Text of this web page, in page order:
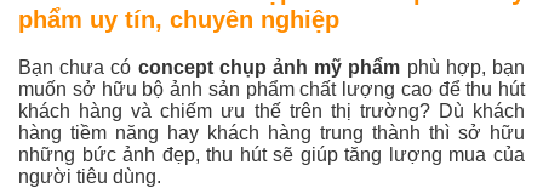
phẩm uy tín, chuyên nghiệp
Bạn chưa có concept chụp ảnh mỹ phẩm phù hợp, bạn
muốn sở hữu bộ ảnh sản phẩm chất lượng cao để thu hút
khách hàng và chiếm ưu thế trên thị trường? Dù khách
hàng tiềm năng hay khách hàng trung thành thì sở hữu
những bức ảnh đẹp, thu hút sẽ giúp tăng lượng mua của
người tiêu dùng.